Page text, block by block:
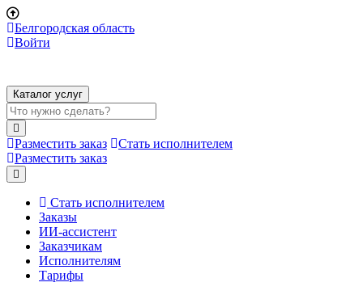
Белгородская область
Войти
Каталог услуг
Разместить заказ
Стать исполнителем
Разместить заказ
Стать исполнителем
Заказы
ИИ-ассистент
Заказчикам
Исполнителям
Тарифы